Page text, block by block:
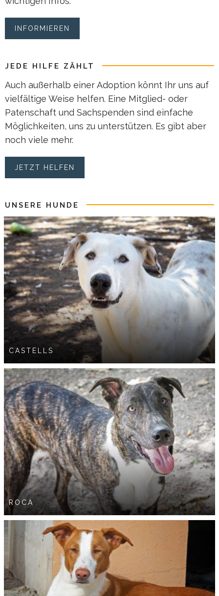
INFORMIEREN
JEDE HILFE ZÄHLT
Auch außerhalb einer Adoption könnt Ihr uns auf
vielfältige Weise helfen. Eine Mitglied- oder
Patenschaft und Sachspenden sind einfache
Möglichkeiten, uns zu unterstützen. Es gibt aber
noch viele mehr.
JETZT HELFEN
UNSERE HUNDE
CASTELLS
ROCA